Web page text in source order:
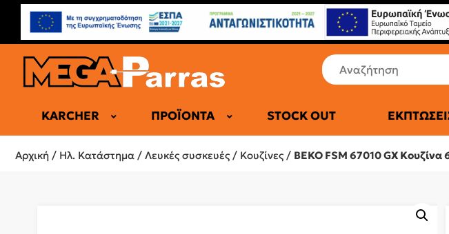
KARCHER ΠΡΟΪΌΝΤΑ
ΕΠΑΓΓΕΛΜΑΤΙΚΆ ΨΥΓΕΊΑ
STOCK OUT
Αρχική / Ηλ. Κατάστημα / Λευκές συσκευές / Κουζίνες / BEKO FSM 67010 GX